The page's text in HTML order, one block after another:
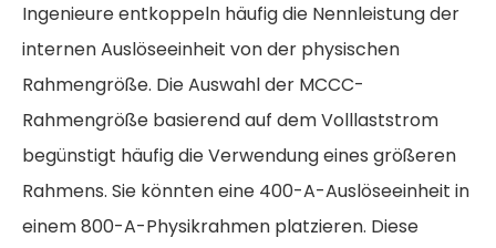
Ingenieure entkoppeln häufig die Nennleistung der
internen Auslöseeinheit von der physischen
Rahmengröße. Die Auswahl der MCCC-
Rahmengröße basierend auf dem Volllaststrom
begünstigt häufig die Verwendung eines größeren
Rahmens. Sie könnten eine 400-A-Auslöseeinheit in
einem 800-A-Physikrahmen platzieren. Diese